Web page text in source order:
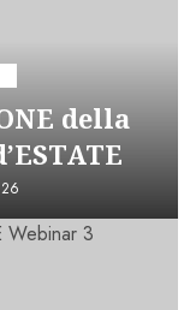
della